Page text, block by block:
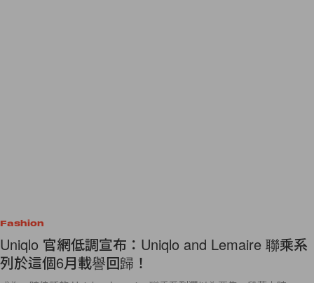
Fashion
Uniqlo 官網低調宣布：Uniqlo and Lemaire 聯乘系
列於這個6月載譽回歸！